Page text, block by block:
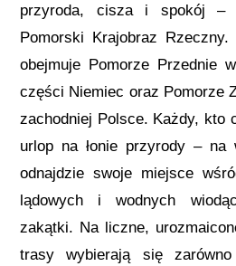
przyroda, cisza i spokój –
Pomorski Krajobraz
obejmuje Pomorze Przednie
części Niemiec oraz Pomorze
zachodniej Polsce. Każdy, kto
urlop na łonie przyrody –
odnajdzie swoje miejsce
lądowych i wodnych
zakątki. Na liczne,
trasy wybierają się